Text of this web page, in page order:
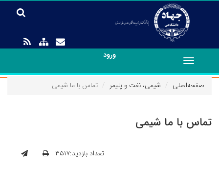
ورود
Toggle
navigation
صفحه‌اصلی
شیمی‏، نفت و پلیمر تماس با ما شیمی
تماس با ما شیمی
تعداد بازدید:۳۵۱۷